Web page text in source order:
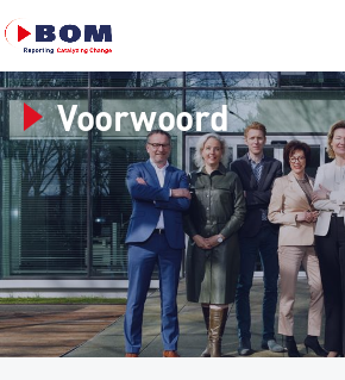
Voorwoord